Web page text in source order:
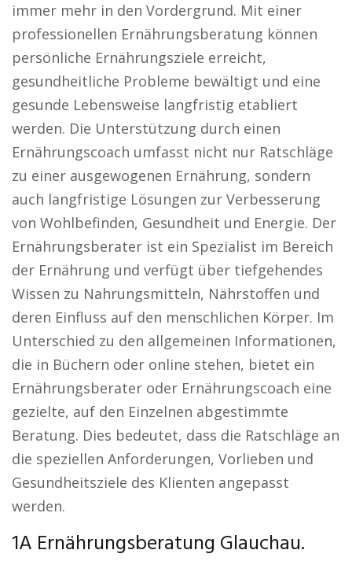
immer mehr in den Vordergrund. Mit einer
professionellen Ernährungsberatung können
persönliche Ernährungsziele erreicht,
gesundheitliche Probleme bewältigt und eine
gesunde Lebensweise langfristig etabliert
werden. Die Unterstützung durch einen
Ernährungscoach umfasst nicht nur Ratschläge
zu einer ausgewogenen Ernährung, sondern
auch langfristige Lösungen zur Verbesserung
von Wohlbefinden, Gesundheit und Energie. Der
Ernährungsberater ist ein Spezialist im Bereich
der Ernährung und verfügt über tiefgehendes
Wissen zu Nahrungsmitteln, Nährstoffen und
deren Einfluss auf den menschlichen Körper. Im
Unterschied zu den allgemeinen Informationen,
die in Büchern oder online stehen, bietet ein
Ernährungsberater oder Ernährungscoach eine
gezielte, auf den Einzelnen abgestimmte
Beratung. Dies bedeutet, dass die Ratschläge an
die speziellen Anforderungen, Vorlieben und
Gesundheitsziele des Klienten angepasst
werden.
1A Ernährungsberatung Glauchau.